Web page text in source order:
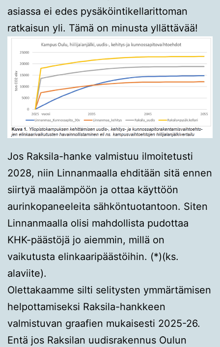
asiassa ei edes pysäköintikellarittoman
ratkaisun yli. Tämä on minusta yllättävää!
Jos Raksila-hanke valmistuu ilmoitetusti
2028, niin Linnanmaalla ehditään sitä ennen
siirtyä maalämpöön ja ottaa käyttöön
aurinkopaneeleita sähköntuotantoon. Siten
Linnanmaalla olisi mahdollista pudottaa
KHK-päästöjä jo aiemmin, millä on
vaikutusta elinkaaripäästöihin. (*)(ks.
alaviite).
Olettakaamme silti selitysten ymmärtämisen
helpottamiseksi Raksila-hankkeen
valmistuvan graafien mukaisesti 2025-26.
Entä jos Raksilan uudisrakennus Oulun